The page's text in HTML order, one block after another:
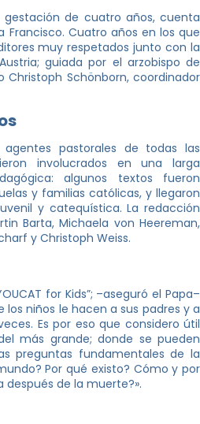
gestación de cuatro años, cuenta
Cuatro años en los que
muy respetados junto con la
guiada por el arzobispo de
Christoph Schönborn, coordinador
pastorales de todas las
involucrados en una larga
algunos textos fueron
y familias católicas, y llegaron
y catequística. La redacción
Barta, Michaela von Heereman,
y Christoph Weiss.
for Kids”; –aseguró el Papa–
niños le hacen a sus padres y a
Es por eso que considero útil
más grande; donde se pueden
preguntas fundamentales de la
Por qué existo? Cómo y por
de la muerte?».